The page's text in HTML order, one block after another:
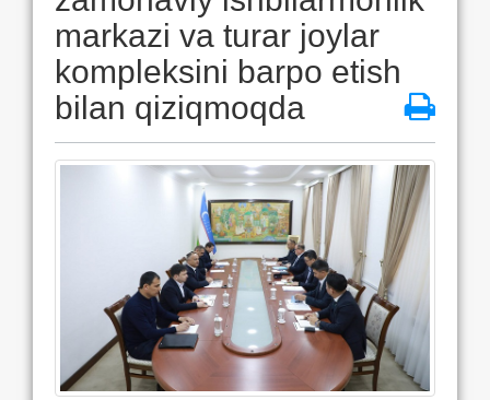
markazi va turar joylar
kompleksini barpo etish
bilan qiziqmoqda